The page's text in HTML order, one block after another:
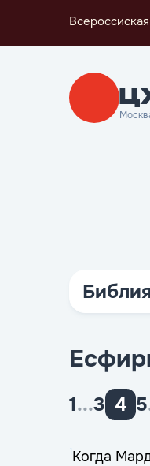
1...3 4 5
1Когда